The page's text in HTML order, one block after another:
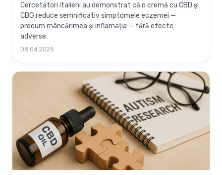
Cercetători italieni au demonstrat că o cremă cu CBD și
CBG reduce semnificativ simptomele eczemei —
precum mâncărimea și inflamația — fără efecte
adverse.
08.04.2025